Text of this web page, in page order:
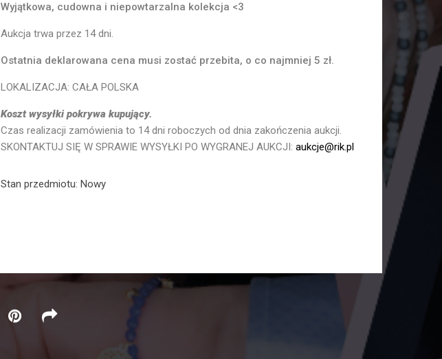
Wyjątkowa, cudowna i niepowtarzalna kolekcja <3
Aukcja trwa przez 14 dni.
Ostatnia deklarowana cena musi zostać przebita, o co najmniej 5 zł.
LOKALIZACJA: CAŁA POLSKA
Koszt wysyłki pokrywa kupujący.
Czas realizacji zamówienia to 14 dni roboczych od dnia zakończenia aukcji.
SKONTAKTUJ SIĘ W SPRAWIE WYSYŁKI PO WYGRANEJ AUKCJI: aukcje@rik.pl
Stan przedmiotu: Nowy